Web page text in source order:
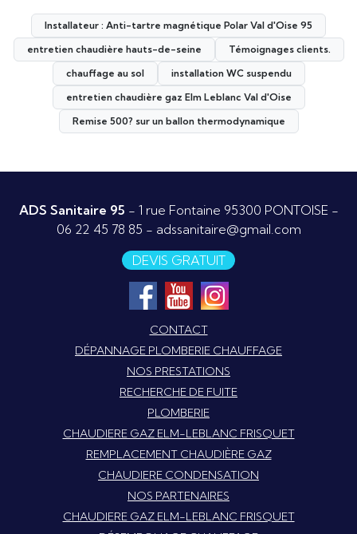
Installateur : Anti-tartre magnétique Polar Val d'Oise 95
entretien chaudière hauts-de-seine
Témoignages clients.
chauffage au sol
installation WC suspendu
entretien chaudière gaz Elm Leblanc Val d'Oise
Remise 500? sur un ballon thermodynamique
ADS Sanitaire 95 - 1 rue Fontaine 95300 PONTOISE -
06 22 45 78 85 - adssanitaire@gmail.com
DEVIS GRATUIT
CONTACT
DÉPANNAGE PLOMBERIE CHAUFFAGE
NOS PRESTATIONS
RECHERCHE DE FUITE
PLOMBERIE
CHAUDIERE GAZ ELM-LEBLANC FRISQUET
REMPLACEMENT CHAUDIÈRE GAZ
CHAUDIERE CONDENSATION
NOS PARTENAIRES
CHAUDIERE GAZ ELM-LEBLANC FRISQUET